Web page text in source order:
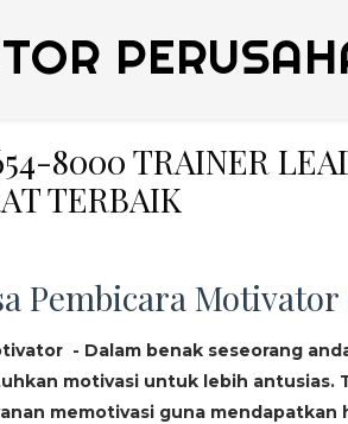
8000 TRAINER
TERBAIK
Pembicara
- Dalam benak seseorang
motivasi untuk lebih
memotivasi guna